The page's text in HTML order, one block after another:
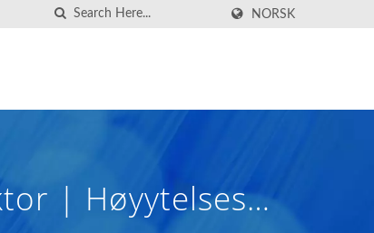
NORSK
| Høyytelses